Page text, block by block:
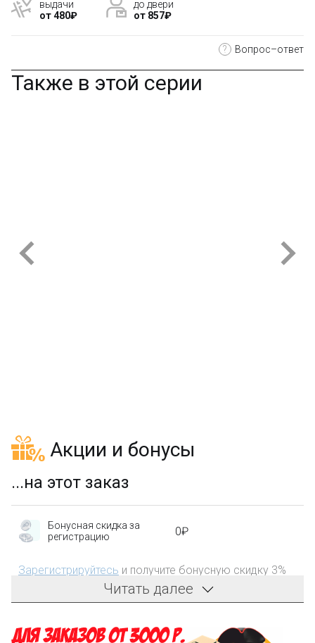
выдачи
от 480₽
до двери
от 857₽
? Вопрос–ответ
Также в этой серии
Железного Человека
Акции и бонусы
...на этот заказ
Бонусная скидка за
регистрацию
0₽
Зарегистрируйтесь и получите бонусную скидку 3%
на первый заказ!
затрат на доставку
Читать далее